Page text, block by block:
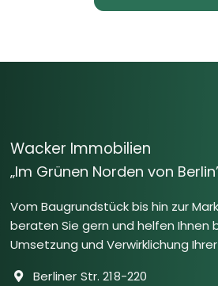
Wacker Immobilien
„Im Grünen Norden von
Vom Baugrundstück bis hin zur
beraten Sie gern und helfen Ihnen
Umsetzung und Verwirklichung
Berliner Str. 218-220